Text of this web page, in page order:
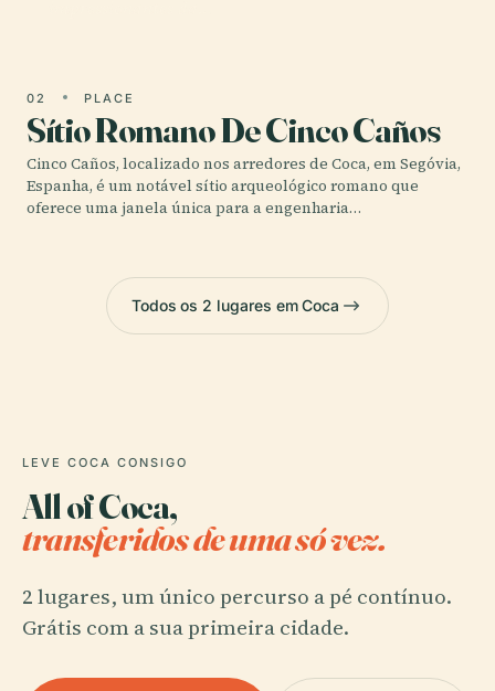
02 PLACE
Sítio Romano De Cinco Caños
Cinco Caños, localizado nos arredores de Coca, em Segóvia,
Espanha, é um notável sítio arqueológico romano que
oferece uma janela única para a engenharia…
Todos os 2 lugares em Coca
LEVE COCA CONSIGO
All of Coca,
transferidos de uma só vez.
2 lugares, um único percurso a pé contínuo.
Grátis com a sua primeira cidade.